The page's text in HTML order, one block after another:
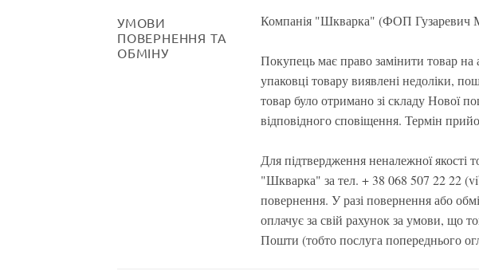
УМОВИ
ПОВЕРНЕННЯ ТА
ОБМІНУ
Компанія "Шкварка" (ФОП Гузаревич
Покупець має право замінити товар на
упаковці товару виявлені недоліки,
товар було отримано зі складу Нової
відповідного сповіщення. Термін
Для підтвердження неналежної якості
"Шкварка" за тел. + 38 068 507 22 22
повернення. У разі повернення або
оплачує за свій рахунок за умови, що
Пошти (тобто послуга попереднього